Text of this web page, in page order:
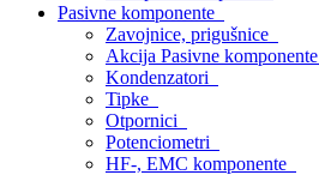
Pasivne komponente
Zavojnice, prigušnice
Akcija Pasivne komponente
Kondenzatori
Tipke
Otpornici
Potenciometri
HF-, EMC komponente